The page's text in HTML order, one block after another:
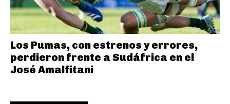
Los Pumas, con estrenos y errores,
perdieron frente a Sudáfrica en el
José Amalfitani